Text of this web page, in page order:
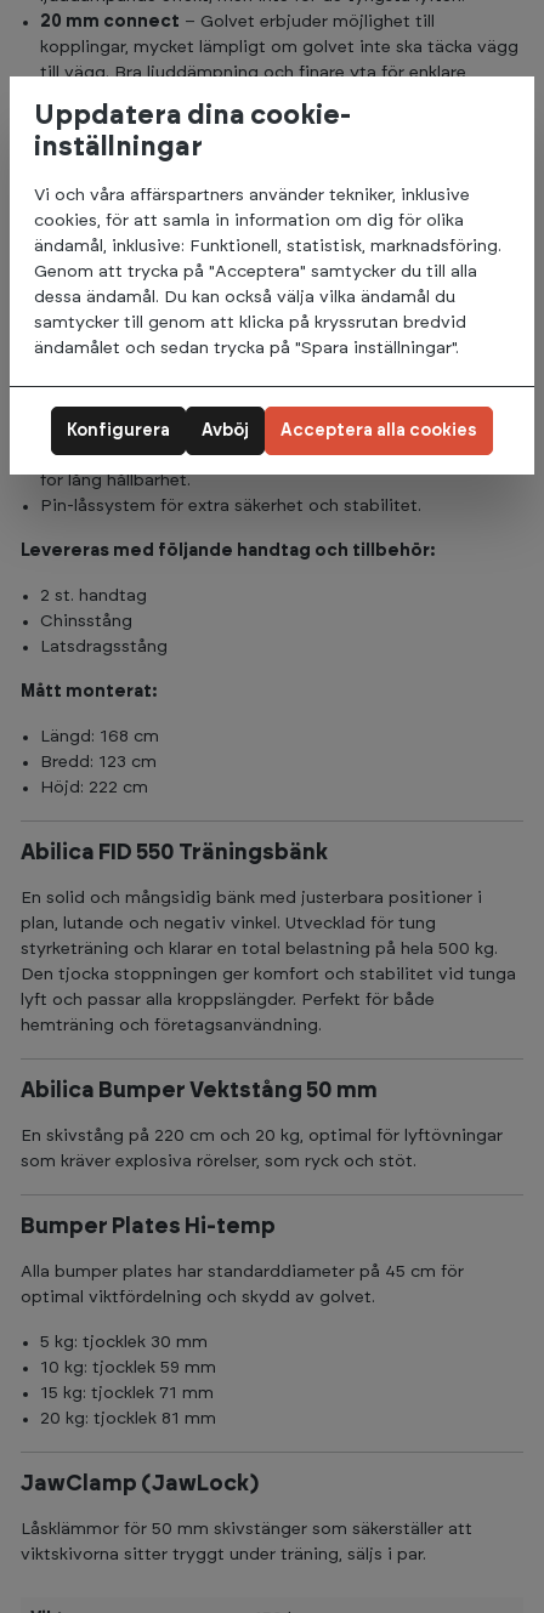
20 mm connect – Golvet erbjuder möjlighet till
kopplingar, mycket lämpligt om golvet inte ska täcka vägg
till vägg. Bra ljuddämpning och finare yta för enklare
30 mm– För de tyngsta lyften med maximal
ljuddämpning.
Produktbeskrivningar:
Abilica Power Rack 550
Power Rack 550 är designat för maximal stabilitet med en
solid stålkonstruktion på 3 mm tjocklek. Detta rack är
Horisontalt, vertikalt och justerbart kabeldrag för större
träningsvariation.
Kraftiga säkerhetsstolpar och J-hooks med UHMW-skydd
för lång hållbarhet.
Pin-låssystem för extra säkerhet och stabilitet.
Levereras med följande handtag och tillbehör:
2 st. handtag
Chinsstång
Latsdragsstång
Mått monterat:
Längd: 168 cm
Bredd: 123 cm
Höjd: 222 cm
Abilica FID 550 Träningsbänk
En solid och mångsidig bänk med justerbara positioner i
plan, lutande och negativ vinkel. Utvecklad för tung
styrketräning och klarar en total belastning på hela 500 kg.
Den tjocka stoppningen ger komfort och stabilitet vid tunga
lyft och passar alla kroppslängder. Perfekt för både
hemträning och företagsanvändning.
Abilica Bumper Vektstång 50 mm
En skivstång på 220 cm och 20 kg, optimal för lyftövningar
som kräver explosiva rörelser, som ryck och stöt.
Bumper Plates Hi-temp
Alla bumper plates har standarddiameter på 45 cm för
optimal viktfördelning och skydd av golvet.
5 kg: tjocklek 30 mm
10 kg: tjocklek 59 mm
15 kg: tjocklek 71 mm
20 kg: tjocklek 81 mm
JawClamp (JawLock)
Låsklämmor för 50 mm skivstänger som säkerställer att
viktskivorna sitter tryggt under träning, säljs i par.
Uppdatera dina cookie-
inställningar
Vi och våra affärspartners använder tekniker, inklusive
cookies, för att samla in information om dig för olika
ändamål, inklusive: Funktionell, statistisk, marknadsföring.
Genom att trycka på "Acceptera" samtycker du till alla
dessa ändamål. Du kan också välja vilka ändamål du
samtycker till genom att klicka på kryssrutan bredvid
ändamålet och sedan trycka på "Spara inställningar".
Avböj
Konfigurera Acceptera alla cookies